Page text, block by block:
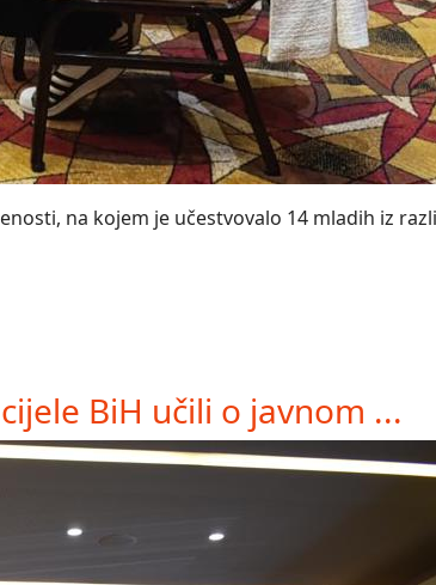
na kojem je učestvovalo 14 mladih iz
BiH učili o javnom ...